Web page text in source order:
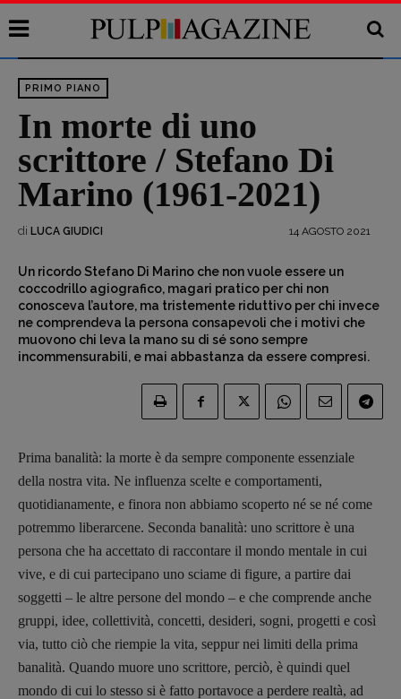
PRIMO PIANO
In morte di uno
scrittore / Stefano Di
Marino (1961-2021)
di LUCA GIUDICI 14 AGOSTO 2021
Un ricordo Stefano Di Marino che non vuole essere un
coccodrillo agiografico, magari pratico per chi non
conosceva l’autore, ma tristemente riduttivo per chi invece
ne comprendeva la persona consapevoli che i motivi che
muovono chi leva la mano su di sé sono sempre
incommensurabili, e mai abbastanza da essere compresi.
Prima banalità: la morte è da sempre componente essenziale
della nostra vita. Ne influenza scelte e comportamenti,
quotidianamente, e finora non abbiamo scoperto né se né come
potremmo liberarcene. Seconda banalità: uno scrittore è una
persona che ha accettato di raccontare il mondo mentale in cui
vive, e di cui partecipano uno sciame di figure, a partire dai
soggetti – le altre persone del mondo – e che comprende anche
gruppi, idee, collettività, concetti, desideri, sogni, progetti e così
via, tutto ciò che riempie la vita, seppur nei limiti della prima
banalità. Quando muore uno scrittore, perciò, è quindi quel
mondo di cui lo stesso si è fatto portavoce a perdere realtà, ad